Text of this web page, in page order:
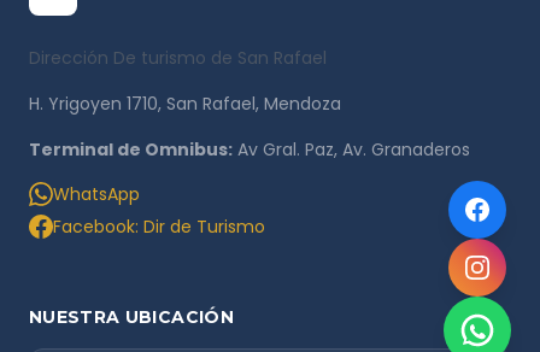
Dirección De turismo de San Rafael
H. Yrigoyen 1710, San Rafael, Mendoza
Terminal de Omnibus: Av Gral. Paz, Av. Granaderos
WhatsApp
Facebook: Dir de Turismo
NUESTRA UBICACIÓN